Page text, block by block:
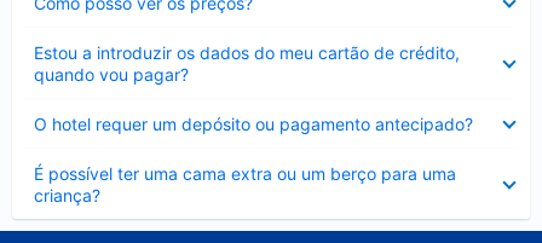
fechado
Estou a introduzir os dados do meu cartão de crédito,
quando vou pagar?
fechado
O hotel requer um depósito ou pagamento antecipado?
fechado
É possível ter uma cama extra ou um berço para uma
criança?
Elemento
fechado